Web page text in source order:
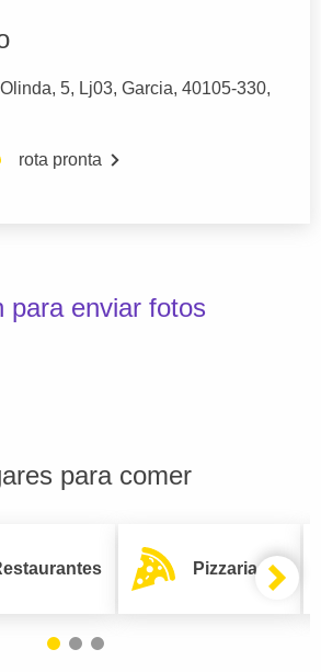
5, Lj03, Garcia, 40105-330,
rota pronta
para enviar fotos
para comer
Pizzarias